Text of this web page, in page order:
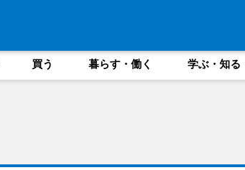
買う 暮らす・働く 学ぶ・知る